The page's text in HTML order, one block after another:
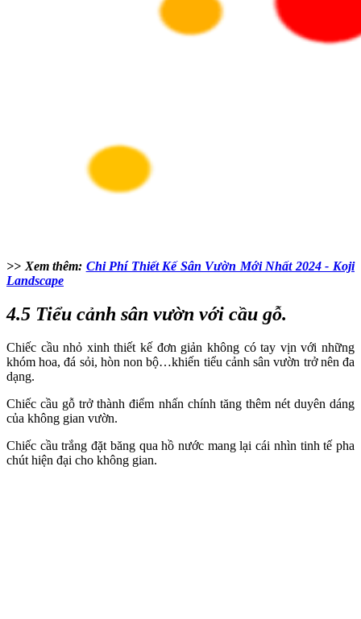
>> Xem thêm: Chi Phí Thiết Kế Sân Vườn Mới Nhất 2024 - Koji
Landscape
4.5 Tiểu cảnh sân vườn với cầu gỗ.
Chiếc cầu nhỏ xinh thiết kế đơn giản không có tay vịn với những
khóm hoa, đá sỏi, hòn non bộ…khiến tiểu cảnh sân vườn trở nên đa
dạng.
Chiếc cầu gỗ trở thành điểm nhấn chính tăng thêm nét duyên dáng
của không gian vườn.
Chiếc cầu trắng đặt băng qua hồ nước mang lại cái nhìn tinh tế pha
chút hiện đại cho không gian.